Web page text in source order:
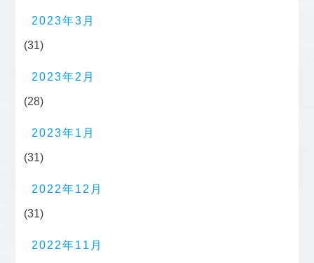
2023年3月
(31)
2023年2月
(28)
2023年1月
(31)
2022年12月
(31)
2022年11月